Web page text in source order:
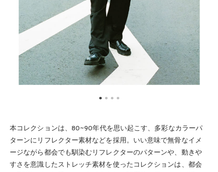
本コレクションは、80~90年代を思い起こす、多彩なカラーパ
ターンにリフレクター素材などを採用。いい意味で無骨なイメ
ージながら都会でも馴染むリフレクターのパターンや、動きや
すさを意識したストレッチ素材を使ったコレクションは、都会